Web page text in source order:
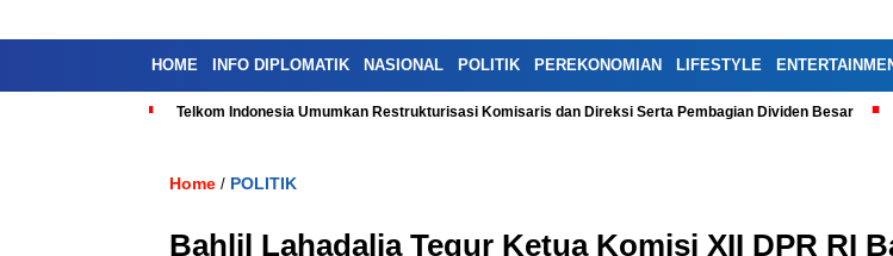
HOME INFO DIPLOMATIK NASIONAL POLITIK PEREKONOMIAN LIFESTYLE
Telkom Indonesia Umumkan Restrukturisasi Komisaris dan Direksi Serta Pembagian Dividen Besar
Home / POLITIK
Bahlil Lahadalia Tegur Ketua Komisi XII DPR RI